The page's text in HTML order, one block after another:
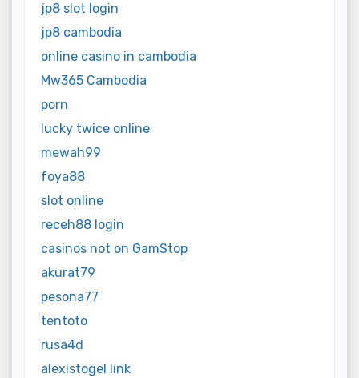
jp8 slot login
jp8 cambodia
online casino in cambodia
Mw365 Cambodia
porn
lucky twice online
mewah99
foya88
slot online
receh88 login
casinos not on GamStop
akurat79
pesona77
tentoto
rusa4d
alexistogel link